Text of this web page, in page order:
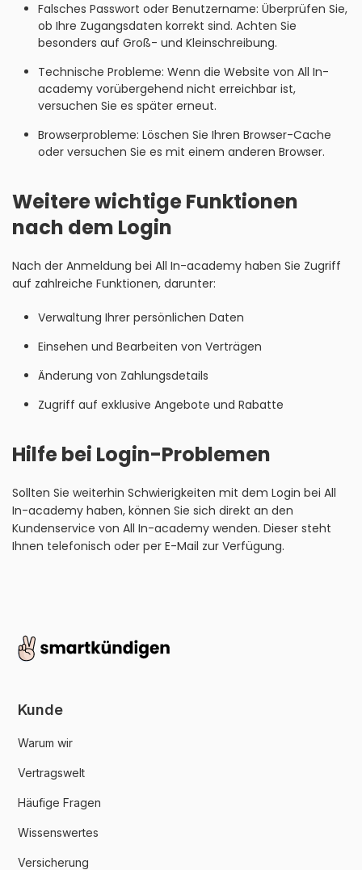
Falsches Passwort oder Benutzername: Überprüfen Sie,
ob Ihre Zugangsdaten korrekt sind. Achten Sie
besonders auf Groß- und Kleinschreibung.
Technische Probleme: Wenn die Website von All In-
academy vorübergehend nicht erreichbar ist,
versuchen Sie es später erneut.
Browserprobleme: Löschen Sie Ihren Browser-Cache
oder versuchen Sie es mit einem anderen Browser.
Weitere wichtige Funktionen
nach dem Login
Nach der Anmeldung bei All In-academy haben Sie Zugriff
auf zahlreiche Funktionen, darunter:
Verwaltung Ihrer persönlichen Daten
Einsehen und Bearbeiten von Verträgen
Änderung von Zahlungsdetails
Zugriff auf exklusive Angebote und Rabatte
Hilfe bei Login-Problemen
Sollten Sie weiterhin Schwierigkeiten mit dem Login bei All
In-academy haben, können Sie sich direkt an den
Kundenservice von All In-academy wenden. Dieser steht
Ihnen telefonisch oder per E-Mail zur Verfügung.
Kunde
Warum wir
Vertragswelt
Häufige Fragen
Wissenswertes
Versicherung